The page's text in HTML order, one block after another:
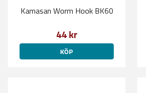
Kamasan Worm Hook BK60
44 kr
KÖP